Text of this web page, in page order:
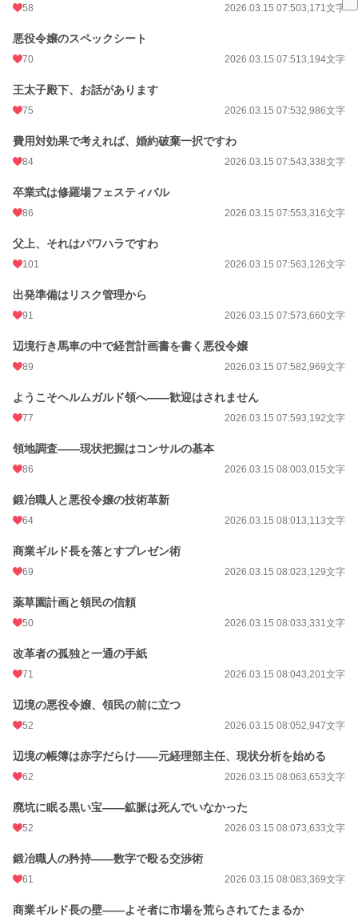
24h.ポイント
文字数 449,172
更新日時
初回公開日時 2026.03.15 07:50
週間ポイント
月間ポイント 897 pt (25,651 位)
累計ポイント 81,515 pt (34,168 位)
58 2026.03.15 07:503,171文字
悪役令嬢のスペックシート
70 2026.03.15 07:513,194文字
王太子殿下、お話があります
75 2026.03.15 07:532,986文字
費用対効果で考えれば、婚約破棄一択ですわ
84 2026.03.15 07:543,338文字
卒業式は修羅場フェスティバル
86 2026.03.15 07:553,316文字
父上、それはパワハラですわ
101 2026.03.15 07:563,126文字
出発準備はリスク管理から
91 2026.03.15 07:573,660文字
辺境行き馬車の中で経営計画書を書く悪役令嬢
89 2026.03.15 07:582,969文字
ようこそヘルムガルド領へ——歓迎はされません
77 2026.03.15 07:593,192文字
領地調査——現状把握はコンサルの基本
86 2026.03.15 08:003,015文字
鍛冶職人と悪役令嬢の技術革新
64 2026.03.15 08:013,113文字
商業ギルド長を落とすプレゼン術
69 2026.03.15 08:023,129文字
薬草園計画と領民の信頼
50 2026.03.15 08:033,331文字
改革者の孤独と一通の手紙
71 2026.03.15 08:043,201文字
辺境の悪役令嬢、領民の前に立つ
52 2026.03.15 08:052,947文字
辺境の帳簿は赤字だらけ——元経理部主任、現状分析を始める
62 2026.03.15 08:063,653文字
廃坑に眠る黒い宝——鉱脈は死んでいなかった
52 2026.03.15 08:073,633文字
鍛冶職人の矜持——数字で殴る交渉術
61 2026.03.15 08:083,369文字
商業ギルド長の壁——よそ者に市場を荒らされてたまるか